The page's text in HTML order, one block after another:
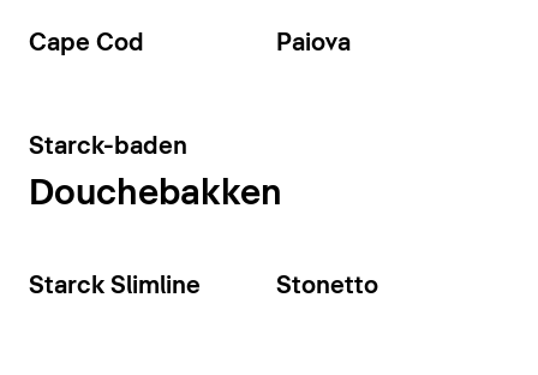
Cape Cod Paiova
Starck-baden
Douchebakken
Starck Slimline Stonetto